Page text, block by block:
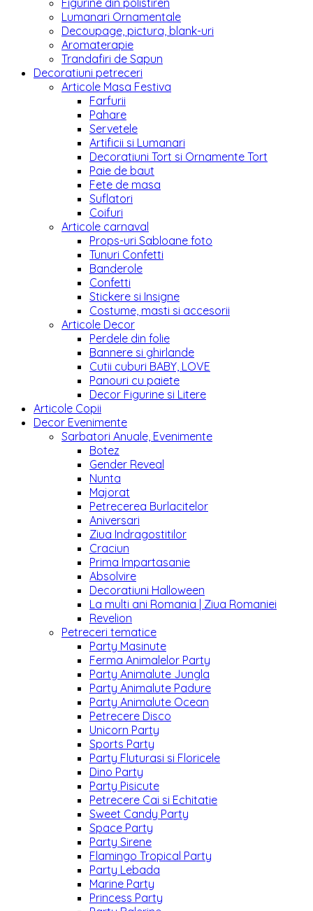
Figurine din polistiren
Lumanari Ornamentale
Decoupage, pictura, blank-uri
Aromaterapie
Trandafiri de Sapun
Decoratiuni petreceri
Articole Masa Festiva
Farfurii
Pahare
Servetele
Artificii si Lumanari
Decoratiuni Tort si Ornamente Tort
Paie de baut
Fete de masa
Suflatori
Coifuri
Articole carnaval
Props-uri Sabloane foto
Tunuri Confetti
Banderole
Confetti
Stickere si Insigne
Costume, masti si accesorii
Articole Decor
Perdele din folie
Bannere si ghirlande
Cutii cuburi BABY, LOVE
Panouri cu paiete
Decor Figurine si Litere
Articole Copii
Decor Evenimente
Sarbatori Anuale, Evenimente
Botez
Gender Reveal
Nunta
Majorat
Petrecerea Burlacitelor
Aniversari
Ziua Indragostitilor
Craciun
Prima Impartasanie
Absolvire
Decoratiuni Halloween
La multi ani Romania | Ziua Romaniei
Revelion
Petreceri tematice
Party Masinute
Ferma Animalelor Party
Party Animalute Jungla
Party Animalute Padure
Party Animalute Ocean
Petrecere Disco
Unicorn Party
Sports Party
Party Fluturasi si Floricele
Dino Party
Party Pisicute
Petrecere Cai si Echitatie
Sweet Candy Party
Space Party
Party Sirene
Flamingo Tropical Party
Party Lebada
Marine Party
Princess Party